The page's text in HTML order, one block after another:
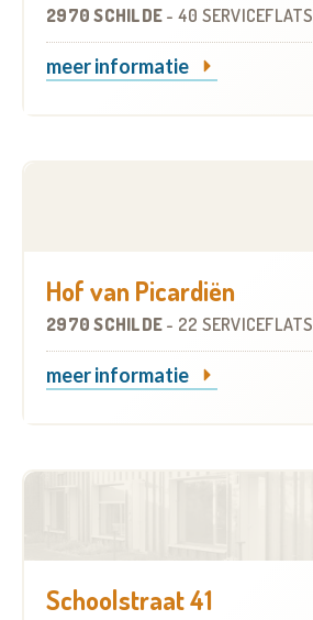
2970 SCHILDE - 40 SERVICEFLATS
meer informatie
Hof van Picardiën
2970 SCHILDE - 22 SERVICEFLATS
meer informatie
Schoolstraat 41